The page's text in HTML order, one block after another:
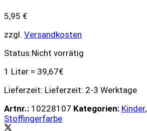
5,95 €
zzgl. Versandkosten
Status:Nicht vorrätig
1 Liter = 39,67€
Lieferzeit: Lieferzeit: 2-3 Werktage
Artnr.: 10228107 Kategorien: Kinder,
Stoffingerfarbe